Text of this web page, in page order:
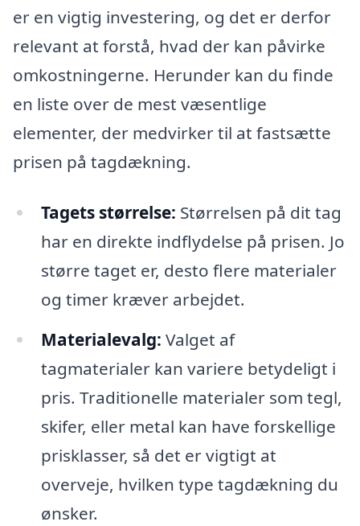
er en vigtig investering, og det er derfor
relevant at forstå, hvad der kan påvirke
omkostningerne. Herunder kan du finde
en liste over de mest væsentlige
elementer, der medvirker til at fastsætte
prisen på tagdækning.
Tagets størrelse: Størrelsen på dit tag
har en direkte indflydelse på prisen. Jo
større taget er, desto flere materialer
og timer kræver arbejdet.
Materialevalg: Valget af
tagmaterialer kan variere betydeligt i
pris. Traditionelle materialer som tegl,
skifer, eller metal kan have forskellige
prisklasser, så det er vigtigt at
overveje, hvilken type tagdækning du
ønsker.